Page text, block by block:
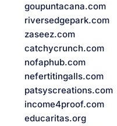
goupuntacana.com
riversedgepark.com
zaseez.com
catchycrunch.com
nofaphub.com
nefertitingalls.com
patsyscreations.com
income4proof.com
educaritas.org